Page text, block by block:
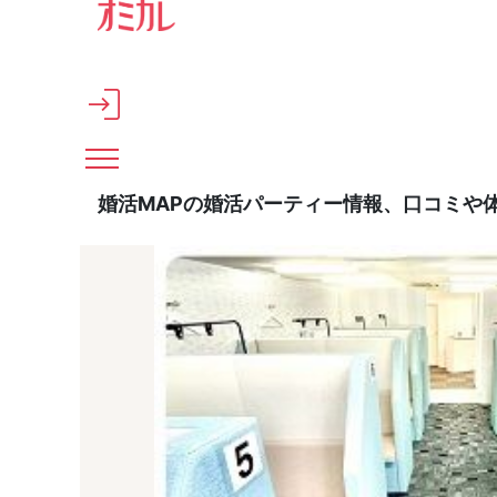
メインコンテンツへスキップ
婚活MAPの婚活パーティー情報、口コミや